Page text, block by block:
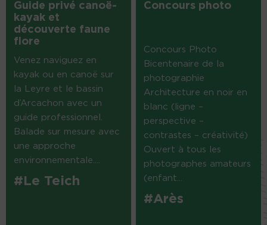
Guide privé canoë-
kayak et
découverte faune
flore
Venez naviguez en
kayak ou en canoë sur
la Leyre et le bassin
d’Arcachon avec un
guide professionnel.
Balade sur mesure avec
une approche
environnementale....
#Le Teich
Concours photo
Concours Photo
Bicentenaire de la
photographie
Architecture en noir en
blanc (ligne –
perspective –
contrastes – créativité)
Ouvert à tous les
photographes amateurs
(enfant...
#Arès